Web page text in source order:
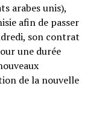
arabes unis),
afin de passer
son contrat
une durée
de la nouvelle